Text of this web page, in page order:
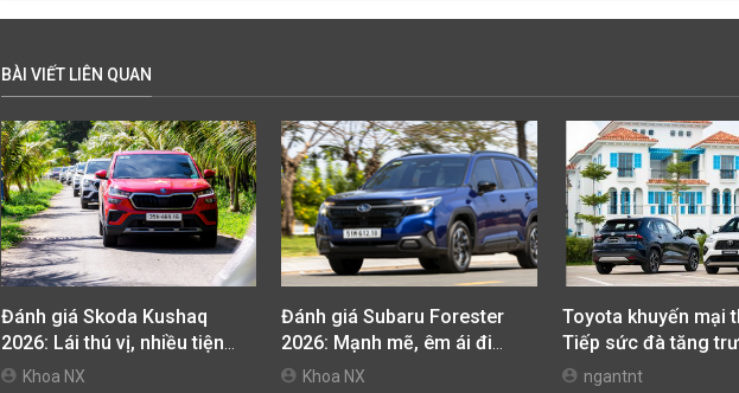
BÀI VIẾT LIÊN QUAN
Đánh giá Skoda Kushaq
2026: Lái thú vị, nhiều tiện
nghi, giá cạnh tranh
Khoa NX
Đánh giá Subaru Forester
2026: Mạnh mẽ, êm ái đi
cùng hệ thống ADAS hoàn
Khoa NX
Toyota khuyến mại
Tiếp sức đà tăng
ưu chi phí mua xe
ngantnt